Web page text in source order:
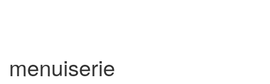
menuiserie